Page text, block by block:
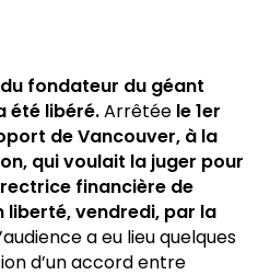
fondateur du géant
été libéré.Arrêtée le 1er
de Vancouver, à la
qui voulait la juger pour
financière de
liberté, vendredi, par la
a eu lieu quelques
d’un accord entre